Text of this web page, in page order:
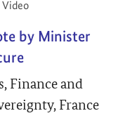
Video
by Minister
Finance and
France